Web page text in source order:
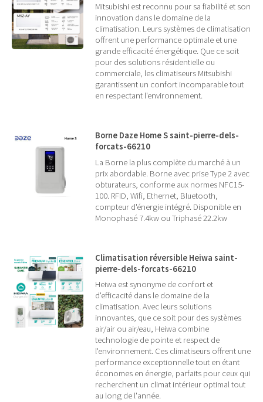
Mitsubishi est reconnu pour sa fiabilité et son
innovation dans le domaine de la
climatisation. Leurs systèmes de climatisation
offrent une performance optimale et une
grande efficacité énergétique. Que ce soit
pour des solutions résidentielle ou
commerciale, les climatiseurs Mitsubishi
garantissent un confort incomparable tout
en respectant l'environnement.
Borne Daze Home S saint-pierre-dels-
forcats-66210
La Borne la plus complète du marché à un
prix abordable. Borne avec prise Type 2 avec
obturateurs, conforme aux normes NFC15-
100. RFID, Wifi, Ethernet, Bluetooth,
compteur d'énergie intégré. Disponible en
Monophasé 7.4kw ou Triphasé 22.2kw
Climatisation réversible Heiwa saint-
pierre-dels-forcats-66210
Heiwa est synonyme de confort et
d'efficacité dans le domaine de la
climatisation. Avec leurs solutions
innovantes, que ce soit pour des systèmes
air/air ou air/eau, Heiwa combine
technologie de pointe et respect de
l'environnement. Ces climatiseurs offrent une
performance exceptionnelle tout en étant
économes en énergie, parfaits pour ceux qui
recherchent un climat intérieur optimal tout
au long de l'année.